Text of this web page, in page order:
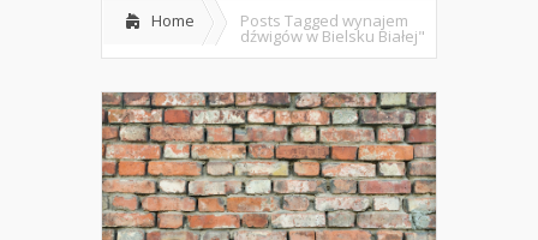
Home Posts Tagged wynajem
dźwigów w Bielsku Białej"